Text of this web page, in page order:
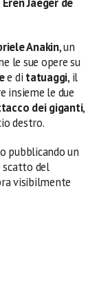
Anakin, un
le sue opere su
e di tatuaggi, il
insieme le due
dei giganti,
destro.
pubblicando un
scatto del
visibilmente